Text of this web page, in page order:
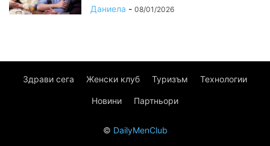
Даниела - 08/01/2026
Здрави сега Женски клуб Туризъм Технологии
Новини Партньори
© DailyMenClub